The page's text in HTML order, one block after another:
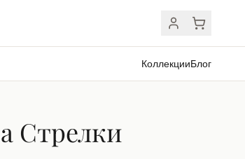
КоллекцииБлог
Стрелки